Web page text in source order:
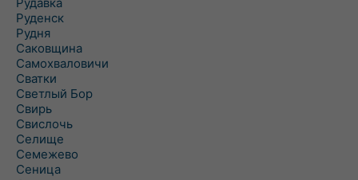
Руденск
Рудня
Саковщина
Самохваловичи
Сватки
Светлый Бор
Свирь
Свислочь
Селище
Семежево
Сеница